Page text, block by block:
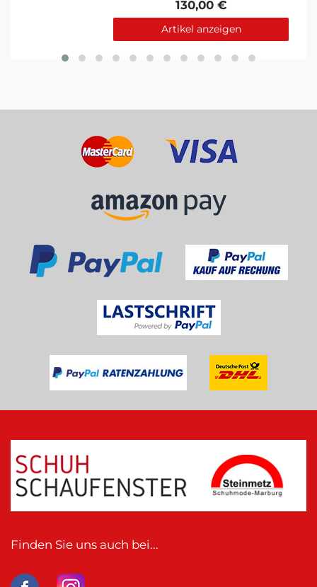
130,00 €
Artikel anzeigen
Finden Sie uns auch bei...